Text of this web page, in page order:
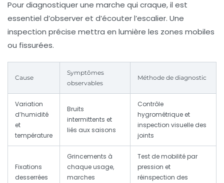
Pour diagnostiquer une marche qui craque, il est
essentiel d’observer et d’écouter l’escalier. Une
inspection précise mettra en lumière les zones mobiles
ou fissurées.
Cause
Symptômes
observables
Méthode de diagnostic
Variation
d’humidité
et
température
Bruits
intermittents et
liés aux saisons
Contrôle
hygrométrique et
inspection visuelle des
joints
Fixations
desserrées
Grincements à
chaque usage,
marches
Test de mobilité par
pression et
réinspection des